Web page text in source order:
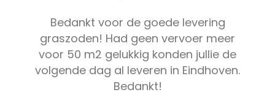
Bedankt voor de goede levering
graszoden! Had geen vervoer meer
voor 50 m2 gelukkig konden jullie de
volgende dag al leveren in Eindhoven.
Bedankt!